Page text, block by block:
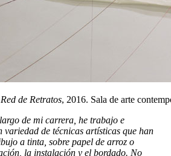
de Retratos, 2016. Sala de arte
de mi carrera, he trabajo e
variedad de técnicas artísticas que han
a tinta, sobre papel de arroz o
la instalación y el bordado. No